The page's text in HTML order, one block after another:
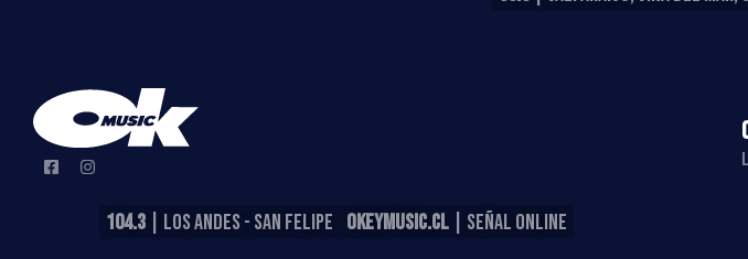
104.3 | LOS ANDES - SAN FELIPE OKEYMUSIC.CL | SEÑAL ONLINE